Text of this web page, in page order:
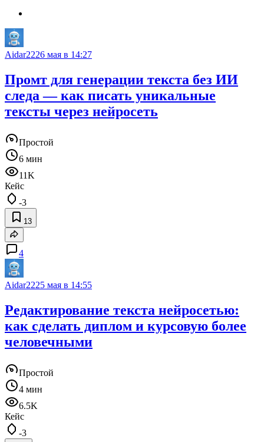
Aidar2226 мая в 14:27
Промт для генерации текста без ИИ
следа — как писать уникальные
тексты через нейросеть
Простой
6 мин
11K
Кейс
-3
13
4
Aidar2225 мая в 14:55
Редактирование текста нейросетью:
как сделать диплом и курсовую более
человечными
Простой
4 мин
6.5K
Кейс
-3